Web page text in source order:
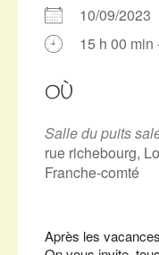
10/09/2023
15 h 00 min
OÙ
Salle du puits
rue richebourg,
Franche-comté
Après les